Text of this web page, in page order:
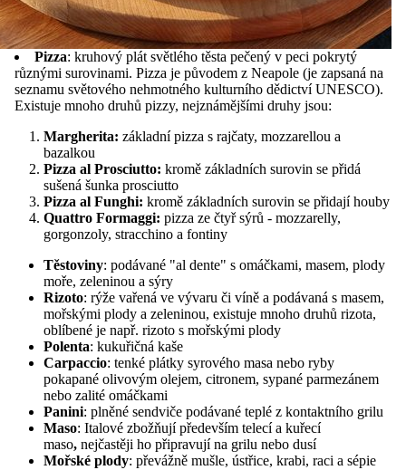
Pizza: kruhový plát světlého těsta pečený v peci pokrytý
různými surovinami. Pizza je původem z Neapole (je zapsaná na
seznamu světového nehmotného kulturního dědictví UNESCO).
Existuje mnoho druhů pizzy, nejznámějšími druhy jsou:
Margherita: základní pizza s rajčaty, mozzarellou a
bazalkou
Pizza al Prosciutto: kromě základních surovin se přidá
sušená šunka prosciutto
Pizza al Funghi: kromě základních surovin se přidají houby
Quattro Formaggi: pizza ze čtyř sýrů - mozzarelly,
gorgonzoly, stracchino a fontiny
Těstoviny: podávané "al dente" s omáčkami, masem, plody
moře, zeleninou a sýry
Rizoto: rýže vařená ve vývaru či víně a podávaná s masem,
mořskými plody a zeleninou, existuje mnoho druhů rizota,
oblíbené je např. rizoto s mořskými plody
Polenta: kukuřičná kaše
Carpaccio: tenké plátky syrového masa nebo ryby
pokapané olivovým olejem, citronem, sypané parmezánem
nebo zalité omáčkami
Panini: plněné sendviče podávané teplé z kontaktního grilu
Maso: Italové zbožňují především telecí a kuřecí
maso, nejčastěji ho připravují na grilu nebo dusí
Mořské plody: převážně mušle, ústřice, krabi, raci a sépie